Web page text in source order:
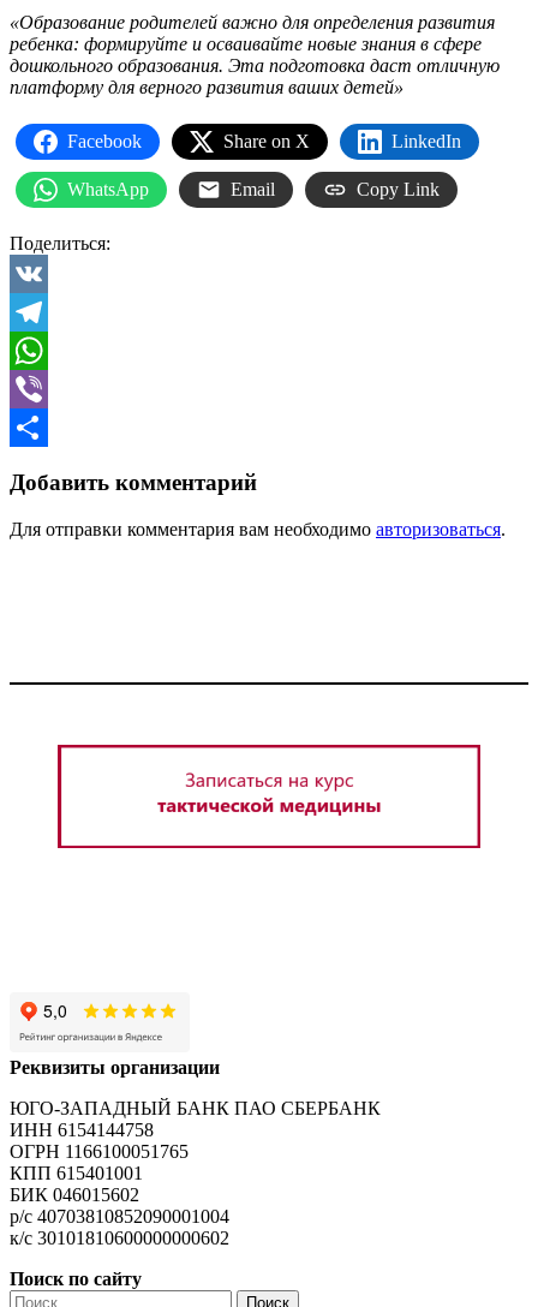
«Образование родителей важно для определения развития
ребенка: формируйте и осваивайте новые знания в сфере
дошкольного образования. Эта подготовка даст отличную
платформу для верного развития ваших детей»
Facebook Share on X LinkedIn
WhatsApp Email Copy Link
Поделиться:
VK
Telegram
WhatsApp
Viber
Добавить комментарий
Для отправки комментария вам необходимо авторизоваться.
Реквизиты организации
ЮГО-ЗАПАДНЫЙ БАНК ПАО СБЕРБАНК
ИНН 6154144758
ОГРН 1166100051765
КПП 615401001
БИК 046015602
р/с 40703810852090001004
к/с 30101810600000000602
Поиск по сайту
Найти: